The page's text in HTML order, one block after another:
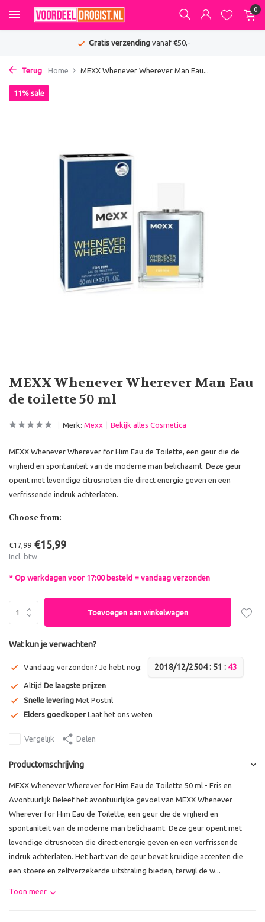
0
Gratis verzendingvanaf €50,-
Terug Home MEXX Whenever Wherever Man Eau...
MEXX Whenever Wherever Man Eau
de toilette 50 ml
11% sale
Merk: Mexx Bekijk alles Cosmetica
MEXX Whenever Wherever for Him Eau de Toilette, een geur die de
vrijheid en spontaniteit van de moderne man belichaamt. Deze geur
opent met levendige citrusnoten die direct energie geven en een
verfrissende indruk achterlaten.
Choose from:
€17,99 €15,99
Incl. btw
* Op werkdagen voor 17:00 besteld = vandaag verzonden
Toevoegen aan winkelwagen
Wat kun je verwachten?
Vandaag verzonden? Je hebt nog: 2018/12/2504: 51 : 42
Altijd De laagste prijzen
Snelle levering Met Postnl
Elders goedkoper Laat het ons weten
Vergelijk Delen
Productomschrijving
MEXX Whenever Wherever for Him Eau de Toilette 50 ml - Fris en
Avontuurlijk Beleef het avontuurlijke gevoel van MEXX Whenever
Wherever for Him Eau de Toilette, een geur die de vrijheid en
spontaniteit van de moderne man belichaamt. Deze geur opent met
levendige citrusnoten die direct energie geven en een verfrissende
indruk achterlaten. Het hart van de geur bevat kruidige accenten die
een stoere en zelfverzekerde uitstraling bieden, terwijl de w...
Toon meer